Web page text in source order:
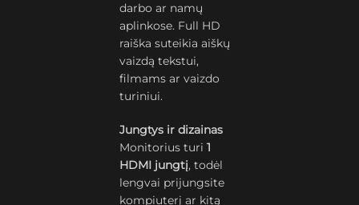
darbo ar namų
aplinkose. Full HD
raiška suteikia aiškų
vaizdą tekstui,
filmams ar vaizdo
turiniui.
Jungtys ir dizainas
Monitorius turi1
HDMI jungtį, todėl
lengvai prijungsite
kompiuterį ar kitą